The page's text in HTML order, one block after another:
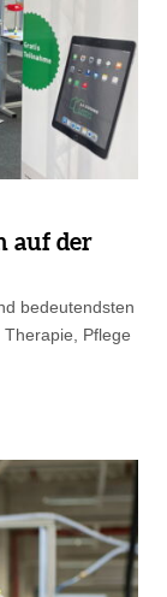
auf der
bedeutendsten
Pflege